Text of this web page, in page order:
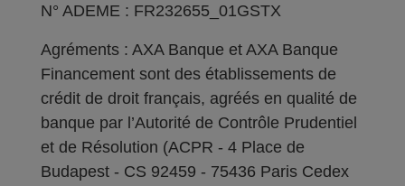
N° ADEME : FR232655_01GSTX
Agréments : AXA Banque et AXA Banque
Financement sont des établissements de
crédit de droit français, agréés en qualité de
banque par l’Autorité de Contrôle Prudentiel
et de Résolution (ACPR - 4 Place de
Budapest - CS 92459 - 75436 Paris Cedex